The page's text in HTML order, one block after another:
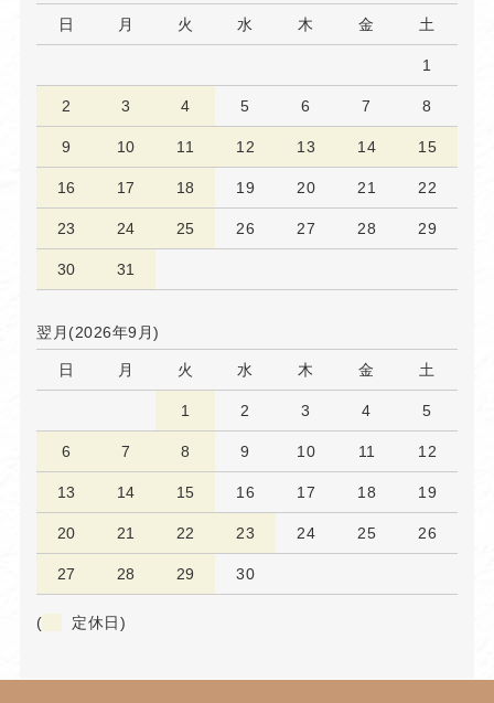
日 月 火 水 木 金 土
1
2 3 4 5 6 7 8
9 10 11 12 13 14 15
16 17 18 19 20 21 22
23 24 25 26 27 28 29
30 31
翌月(2026年9月)
日 月 火 水 木 金 土
1 2 3 4 5
6 7 8 9 10 11 12
13 14 15 16 17 18 19
20 21 22 23 24 25 26
27 28 29 30
( 定休日)